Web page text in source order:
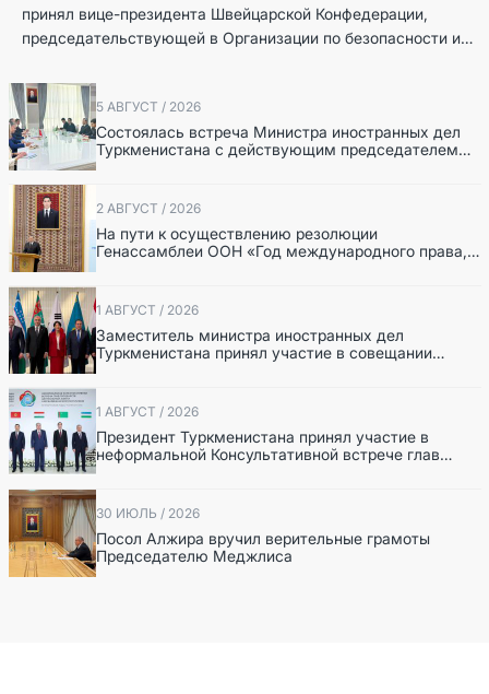
принял вице-президента Швейцарской Конфедерации,
председательствующей в Организации по безопасности и
5 АВГУСТ / 2026
Состоялась встреча Министра иностранных дел
Туркменистана с действующим председателем
ОБСЕ
2 АВГУСТ / 2026
На пути к осуществлению резолюции
Генассамблеи ООН «Год международного права,
2028», инициированной Туркменистаном
1 АВГУСТ / 2026
Заместитель министра иностранных дел
Туркменистана принял участие в совещании
старших должностных лиц Форума
сотрудничества «Центральная Азия – Республика
Корея»
1 АВГУСТ / 2026
Президент Туркменистана принял участие в
неформальной Консультативной встрече глав
государств Центральной Азии и Азербайджанской
Республики
30 ИЮЛЬ / 2026
Посол Алжира вручил верительные грамоты
Председателю Меджлиса